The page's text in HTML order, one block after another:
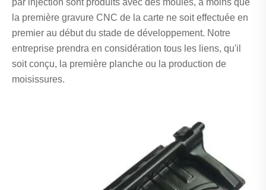
par injection sont produits avec des moules, à moins que
la première gravure CNC de la carte ne soit effectuée en
premier au début du stade de développement. Notre
entreprise prendra en considération tous les liens, qu'il
soit conçu, la première planche ou la production de
moisissures.